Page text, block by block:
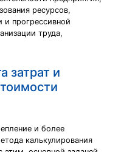
ресурсов,
и прогрессивной
труда,
затрат и
и более
калькулирования